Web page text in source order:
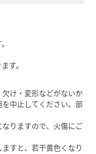
す。
け・変形などがないか
中止してください。部
りますので、火傷にご
すと、若干黄色くなり